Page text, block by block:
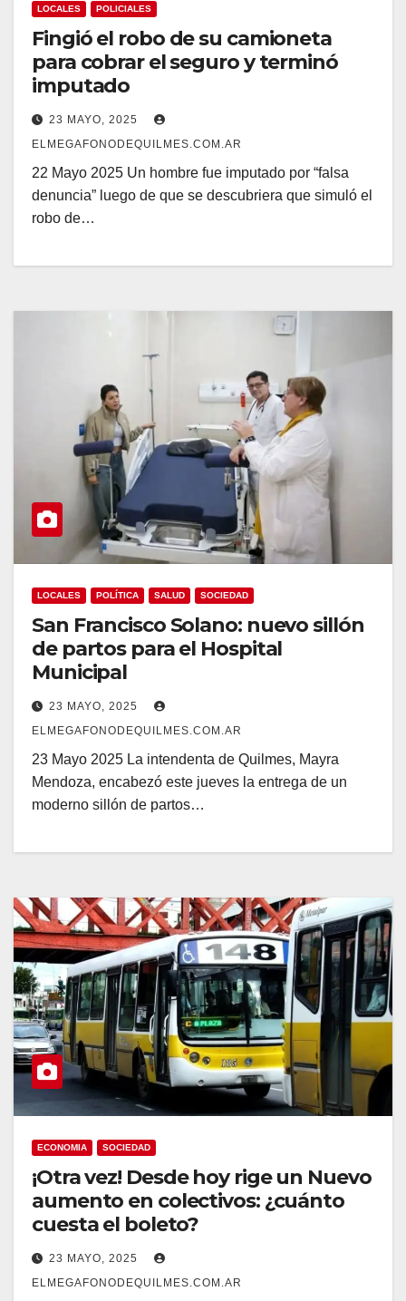
LOCALES POLICIALES
Fingió el robo de su camioneta
para cobrar el seguro y terminó
imputado
23 MAYO, 2025
ELMEGAFONODEQUILMES.COM.AR
22 Mayo 2025 Un hombre fue imputado por “falsa
denuncia” luego de que se descubriera que simuló el
robo de…
LOCALES POLÍTICA SALUD SOCIEDAD
San Francisco Solano: nuevo sillón
de partos para el Hospital
Municipal
23 MAYO, 2025
ELMEGAFONODEQUILMES.COM.AR
23 Mayo 2025 La intendenta de Quilmes, Mayra
Mendoza, encabezó este jueves la entrega de un
moderno sillón de partos…
ECONOMIA SOCIEDAD
¡Otra vez! Desde hoy rige un Nuevo
aumento en colectivos: ¿cuánto
cuesta el boleto?
23 MAYO, 2025
ELMEGAFONODEQUILMES.COM.AR